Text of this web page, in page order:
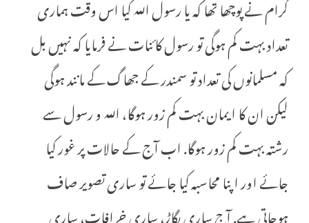
کرام نے پوچھا تھا کہ یا رسول اللہ کیا اس وقت ہماری
تعداد بہت کم ہوگی تو رسول کائنات نے فرمایا کہ نہیں بل
کہ مسلمانوں کی تعداد تو سمندر کے جھاگ کے مانند ہوگی
لیکن ان کا ایمان بہت کم زور ہوگا، اللہ و رسول سے
رشتہ بہت کم زور ہوگا. اب آج کے حالات پر غور کیا
جائے اور اپنا محاسبہ کیا جائے تو ساری تصویر صاف
ہوجاتی ہے. آج ساری بگاڑ، ساری خرافات، ساری